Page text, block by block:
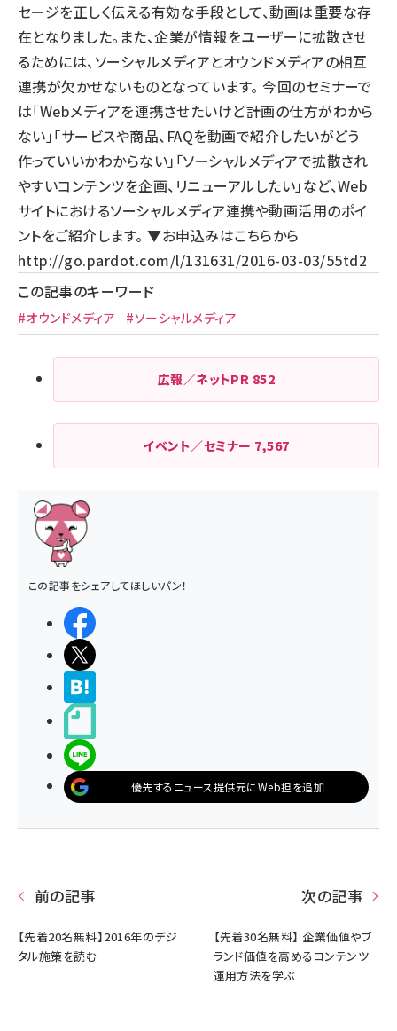
セージを正しく伝える有効な手段として、動画は重要な存
在となりました。また、企業が情報をユーザーに拡散させ
るためには、ソーシャルメディアとオウンドメディアの相互
連携が欠かせないものとなっています。 今回のセミナーで
は「Webメディアを連携させたいけど計画の仕方がわから
ない」「サービスや商品、FAQを動画で紹介したいがどう
作っていいかわからない」「ソーシャルメディアで拡散され
やすいコンテンツを企画、リニューアルしたい」など、Web
サイトにおけるソーシャルメディア連携や動画活用のポイ
ントをご紹介します。 ▼お申込みはこちらから
http://go.pardot.com/l/131631/2016-03-03/55td2
この記事のキーワード
#オウンドメディア #ソーシャルメディア
広報／ネットPR 852
イベント／セミナー 7,567
この記事をシェアしてほしいパン！
優先するニュース提供元にWeb担を追加
前の記事
【先着20名無料】2016年のデジ
タル施策を読む
次の記事
【先着30名無料】 企業価値やブ
ランド価値を高めるコンテンツ
運用方法を学ぶ